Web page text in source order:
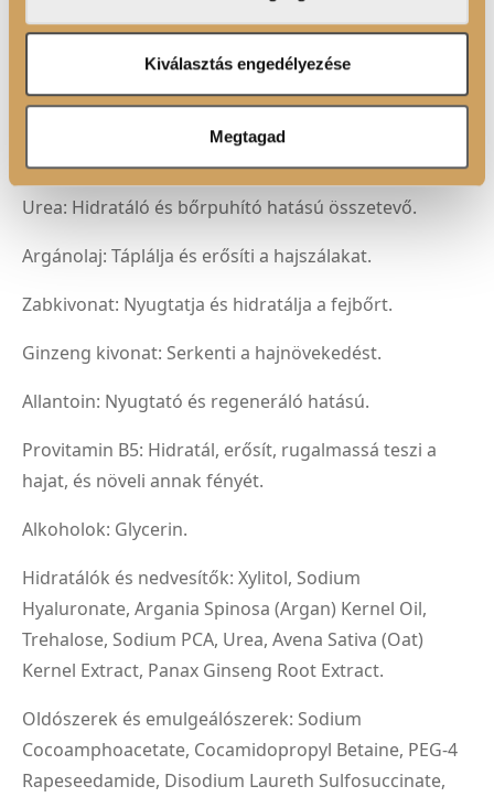
adatokkal, amelyeket Ön adott meg számukra vagy az
Ön által használt más szolgáltatásokból gyűjtöttek.
Kiválasztás engedélyezése
Megtagad
Trehalóz: Cukorfajta, amely védi a hajat a
Urea: Hidratáló és bőrpuhító hatású összetevő.
Argánolaj: Táplálja és erősíti a hajszálakat.
Zabkivonat: Nyugtatja és hidratálja a fejbőrt.
Ginzeng kivonat: Serkenti a hajnövekedést.
Allantoin: Nyugtató és regeneráló hatású.
Provitamin B5: Hidratál, erősít, rugalmassá teszi a
hajat, és növeli annak fényét.
Alkoholok: Glycerin.
Hidratálók és nedvesítők: Xylitol, Sodium
Hyaluronate, Argania Spinosa (Argan) Kernel Oil,
Trehalose, Sodium PCA, Urea, Avena Sativa (Oat)
Kernel Extract, Panax Ginseng Root Extract.
Oldószerek és emulgeálószerek: Sodium
Cocoamphoacetate, Cocamidopropyl Betaine, PEG-4
Rapeseedamide, Disodium Laureth Sulfosuccinate,